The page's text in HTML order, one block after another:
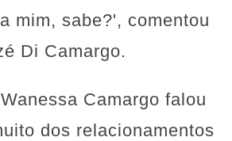
mim, sabe?', comentou
Di Camargo.
Camargo falou
dos relacionamentos